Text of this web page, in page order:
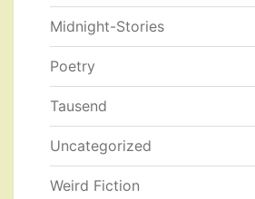
Midnight-Stories
Poetry
Tausend
Uncategorized
Weird Fiction